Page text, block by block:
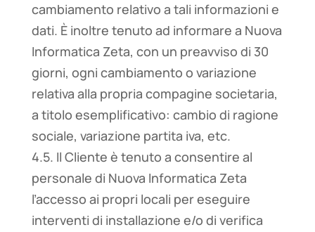
cambiamento relativo a tali informazioni e
dati. È inoltre tenuto ad informare a Nuova
Informatica Zeta, con un preavviso di 30
giorni, ogni cambiamento o variazione
relativa alla propria compagine societaria,
a titolo esemplificativo: cambio di ragione
sociale, variazione partita iva, etc.
4.5. Il Cliente è tenuto a consentire al
personale di Nuova Informatica Zeta
l’accesso ai propri locali per eseguire
interventi di installazione e/o di verifica